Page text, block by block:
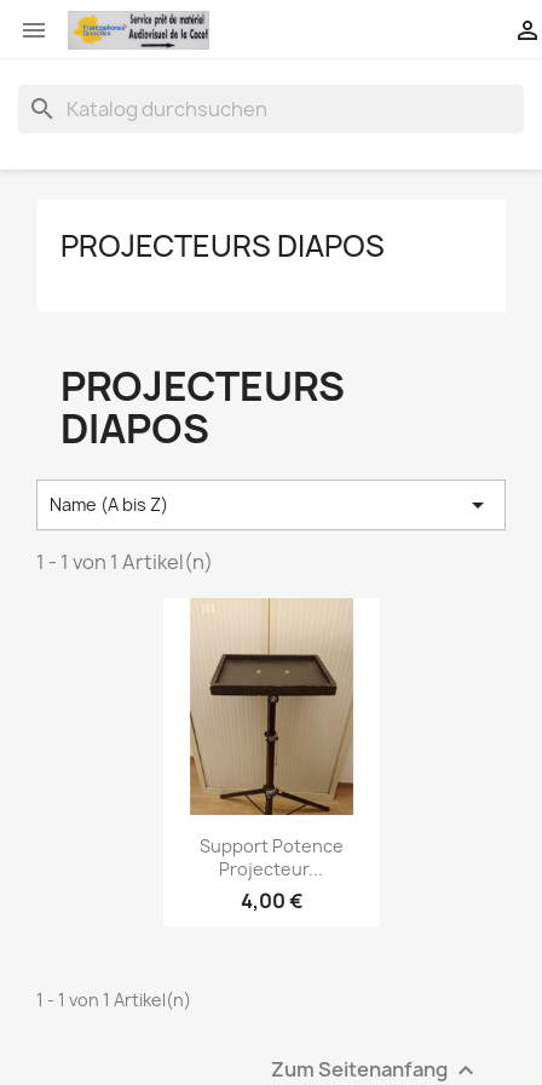
 
search
PROJECTEURS DIAPOS
PROJECTEURS
DIAPOS
Name (A bis Z) 
1 - 1 von 1 Artikel(n)
Vorschau
Support Potence
Projecteur...
4,00 €
1 - 1 von 1 Artikel(n)
Zum Seitenanfang 